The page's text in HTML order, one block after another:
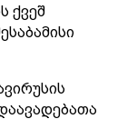
ქვეშ